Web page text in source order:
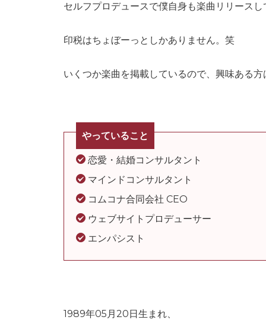
セルフプロデュースで僕自身も楽曲リリースし
印税はちょぼーっとしかありません。笑
いくつか楽曲を掲載しているので、興味ある方
やっていること
恋愛・結婚コンサルタント
マインドコンサルタント
コムコナ合同会社 CEO
ウェブサイトプロデューサー
エンパシスト
1989年05月20日生まれ、